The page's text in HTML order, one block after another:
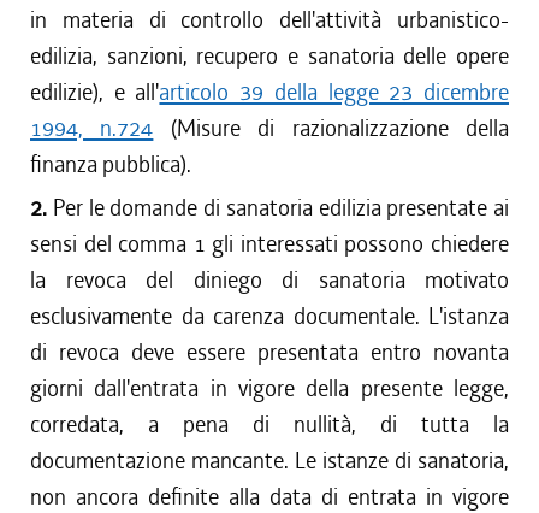
in materia di controllo dell'attività urbanistico-
edilizia, sanzioni, recupero e sanatoria delle opere
edilizie), e all'articolo 39 della legge 23 dicembre
1994, n.724 (Misure di razionalizzazione della
finanza pubblica).
2. Per le domande di sanatoria edilizia presentate ai
sensi del comma 1 gli interessati possono chiedere
la revoca del diniego di sanatoria motivato
esclusivamente da carenza documentale. L'istanza
di revoca deve essere presentata entro novanta
giorni dall'entrata in vigore della presente legge,
corredata, a pena di nullità, di tutta la
documentazione mancante. Le istanze di sanatoria,
non ancora definite alla data di entrata in vigore